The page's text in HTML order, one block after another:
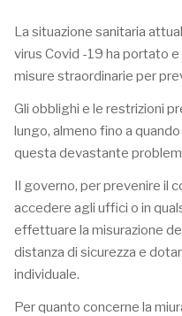
La situazione sanitaria
virus Covid -19 ha portato
misure straordinarie per
Gli obblighi e le restrizioni
lungo, almeno fino a
questa devastante
Il governo, per prevenire il
accedere agli uffici o in
effettuare la misurazione
distanza di sicurezza e
individuale.
Per quanto concerne la